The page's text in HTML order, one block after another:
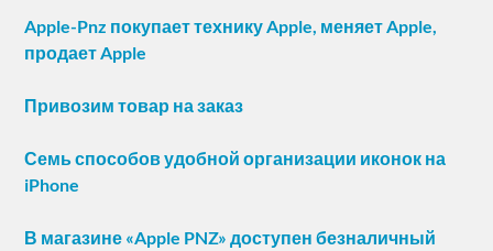
Apple-Pnz покупает технику Apple, меняет Apple,
продает Apple
Привозим товар на заказ
Семь способов удобной организации иконок на
iPhone
В магазине «Apple PNZ» доступен безналичный